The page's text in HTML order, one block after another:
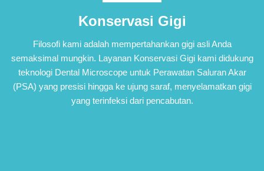
Konservasi Gigi
Filosofi kami adalah mempertahankan gigi asli Anda
semaksimal mungkin. Layanan Konservasi Gigi kami didukung
teknologi Dental Microscope untuk Perawatan Saluran Akar
(PSA) yang presisi hingga ke ujung saraf, menyelamatkan gigi
yang terinfeksi dari pencabutan.